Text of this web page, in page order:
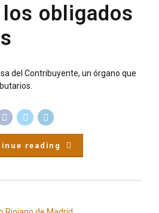
obligados
del Contribuyente, un órgano que
reading